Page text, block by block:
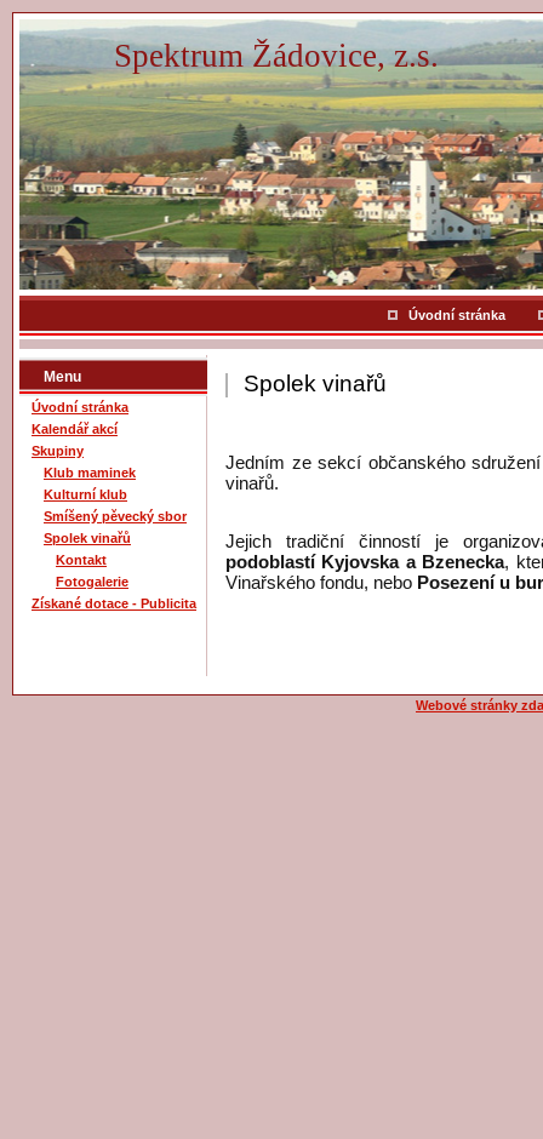
Spektrum Žádovice, z.s.
Úvodní stránka
Menu
Úvodní stránka
Kalendář akcí
Skupiny
Klub maminek
Kulturní klub
Smíšený pěvecký sbor
Spolek vinařů
Kontakt
Fotogalerie
Získané dotace - Publicita
Spolek vinařů
Jedním ze sekcí občanského
vinařů.
Jejich tradiční činností je
podoblastí Kyjovska a Bzenecka,
Vinařského fondu, nebo Posezení u
Webové stránky